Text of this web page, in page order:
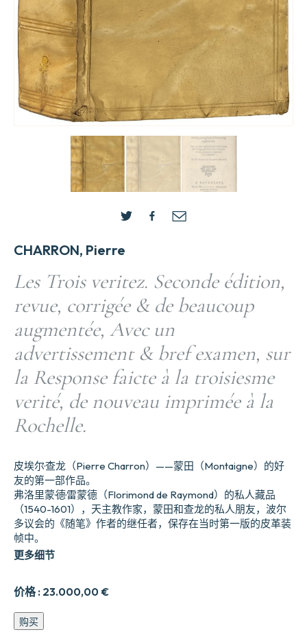
CHARRON, Pierre
Les Trois veritez. Seconde édition,
revue, corrigée & de beaucoup
augmentée, Avec un
advertissement & bref examen, sur
la Response faicte à la troisiesme
verité, de nouveau imprimée à la
Rochelle.
价格 : 23.000,00 €
皮埃尔·查龙（Pierre Charron）——蒙田（Montaigne）的好
友的第一部作品。
弗洛里蒙·德·雷蒙德（Florimond de Raymond）的私人藏品
（1540-1601），天主教作家，蒙田和查龙的私人朋友，波尔
多议会的《随笔》作者的继任者，保存在当时第一版的皮革装
帧中。
更多细节
Les
Trois
购买